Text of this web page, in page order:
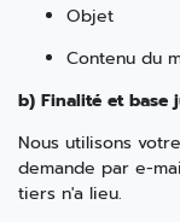
Objet
Contenu du
b) Finalité et base
Nous utilisons
demande par e-
tiers n'a lieu.